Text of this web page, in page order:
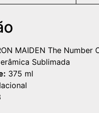
MAIDEN The Number
Sublimada
375 ml